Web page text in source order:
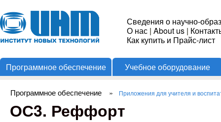
Институт
Новых
Технологий
Сведения о научно-
О нас | About us |
Как купить и Прайс-лист
Программное обеспечение Учебное оборудование
Вы здесь
Программное обеспечение » Приложения для учителя и
ОС3. Реффорт